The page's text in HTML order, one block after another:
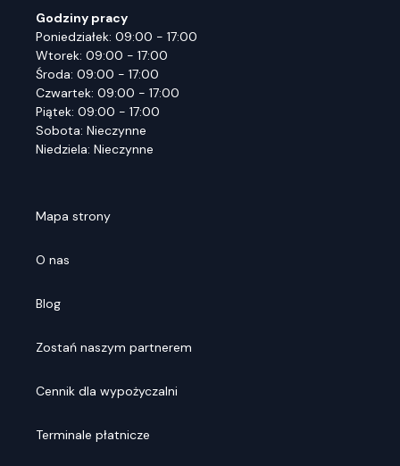
Godziny pracy
Poniedziałek: 09:00 - 17:00
Wtorek: 09:00 - 17:00
Środa: 09:00 - 17:00
Czwartek: 09:00 - 17:00
Piątek: 09:00 - 17:00
Sobota: Nieczynne
Niedziela: Nieczynne
Mapa strony
O nas
Blog
Zostań naszym partnerem
Cennik dla wypożyczalni
Terminale płatnicze